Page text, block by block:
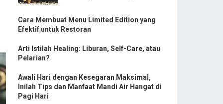
Cara Membuat Menu Limited Edition yang
Efektif untuk Restoran
Arti Istilah Healing: Liburan, Self-Care, atau
Pelarian?
Awali Hari dengan Kesegaran Maksimal,
Inilah Tips dan Manfaat Mandi Air Hangat di
Pagi Hari